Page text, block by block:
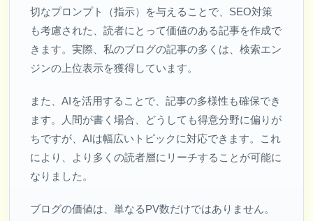
切なプロンプト（指示）を与えることで、SEO対策
も考慮された、読者にとって価値のある記事を作成で
きます。実際、私のブログの記事の多くは、検索エン
ジンの上位表示を獲得しています。
また、AIを活用することで、記事の多様性も確保でき
ます。人間が書く場合、どうしても得意分野に偏りが
ちですが、AIは幅広いトピックに対応できます。これ
により、より多くの読者層にリーチすることが可能に
なりました。
ブログの価値は、単なるPV数だけではありません。